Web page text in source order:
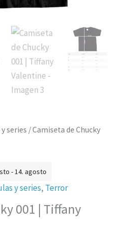
series / Camiseta de Chucky
- 14. agosto
y series, Terror
001 | Tiffany